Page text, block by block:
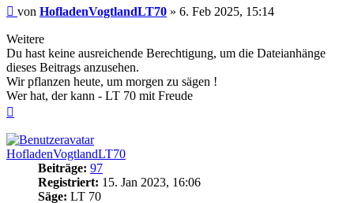
Beitrag
von HofladenVogtlandLT70 » 6. Feb 2025, 15:14
Weitere
Du hast keine ausreichende Berechtigung, um die Dateianhänge
dieses Beitrags anzusehen.
Wir pflanzen heute, um morgen zu sägen !
Wer hat, der kann - LT 70 mit Freude
HofladenVogtlandLT70
Beiträge: 97
Registriert: 15. Jan 2023, 16:06
Säge: LT 70